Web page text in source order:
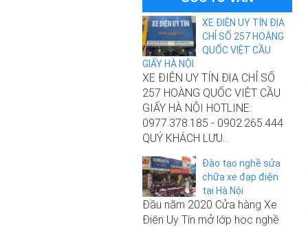
XE ĐIỆN UY TÍN ĐỊA
CHỈ SỐ 257 HOÀNG
QUỐC VIỆT CẦU
GIẤY HÀ NỘI
XE ĐIỆN UY TÍN ĐỊA CHỈ SỐ
257 HOÀNG QUỐC VIỆT CẦU
GIẤY HÀ NỘI HOTLINE:
0977.378.185 - 0902.265.444
QUÝ KHÁCH LƯU...
Đào tạo nghề sửa
chữa xe đạp điện
tại Hà Nội
Đầu năm 2020 Cửa hàng Xe
Điện Uy Tín mở lớp học nghề
10.500.000₫
Xe đạp điện Nijia Plus nhập khẩu
chính hãng 2025
9.000.000₫
Xe đạp điện M133 S3 Pro chính
hãng Before All 2021